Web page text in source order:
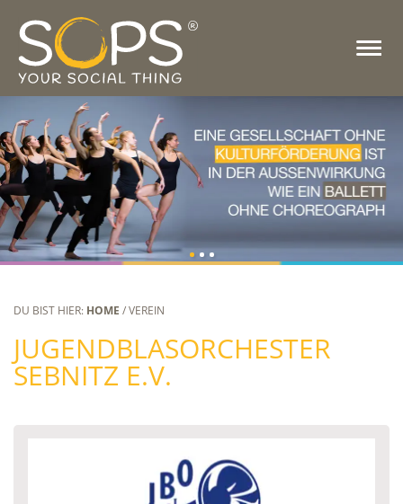
DU BIST HIER: HOME / VEREIN
JUGENDBLASORCHESTER
SEBNITZ E.V.